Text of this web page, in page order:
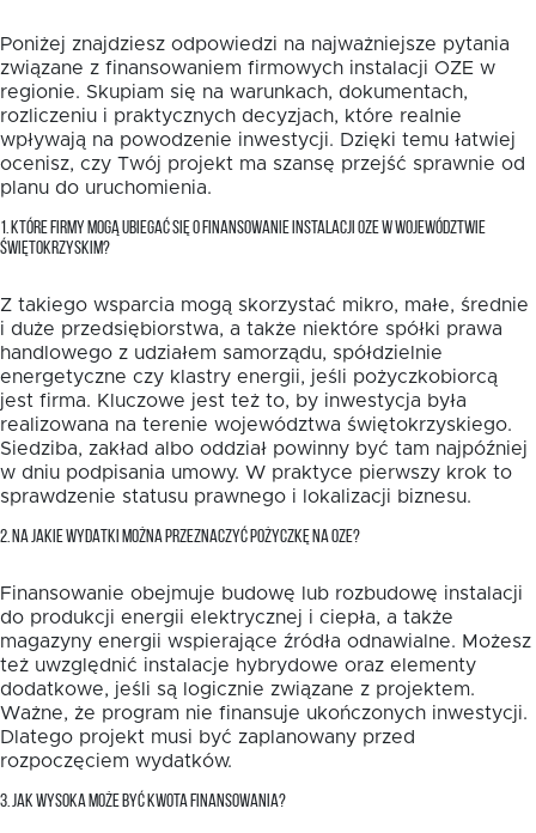
Poniżej znajdziesz odpowiedzi na najważniejsze pytania
związane z finansowaniem firmowych instalacji OZE w
regionie. Skupiam się na warunkach, dokumentach,
rozliczeniu i praktycznych decyzjach, które realnie
wpływają na powodzenie inwestycji. Dzięki temu łatwiej
ocenisz, czy Twój projekt ma szansę przejść sprawnie od
planu do uruchomienia.
1. KTÓRE FIRMY MOGĄ UBIEGAĆ SIĘ O FINANSOWANIE INSTALACJI OZE W WOJEWÓDZTWIE
ŚWIĘTOKRZYSKIM?
Z takiego wsparcia mogą skorzystać mikro, małe, średnie
i duże przedsiębiorstwa, a także niektóre spółki prawa
handlowego z udziałem samorządu, spółdzielnie
energetyczne czy klastry energii, jeśli pożyczkobiorcą
jest firma. Kluczowe jest też to, by inwestycja była
realizowana na terenie województwa świętokrzyskiego.
Siedziba, zakład albo oddział powinny być tam najpóźniej
w dniu podpisania umowy. W praktyce pierwszy krok to
sprawdzenie statusu prawnego i lokalizacji biznesu.
2. NA JAKIE WYDATKI MOŻNA PRZEZNACZYĆ POŻYCZKĘ NA OZE?
Finansowanie obejmuje budowę lub rozbudowę instalacji
do produkcji energii elektrycznej i ciepła, a także
magazyny energii wspierające źródła odnawialne. Możesz
też uwzględnić instalacje hybrydowe oraz elementy
dodatkowe, jeśli są logicznie związane z projektem.
Ważne, że program nie finansuje ukończonych inwestycji.
Dlatego projekt musi być zaplanowany przed
rozpoczęciem wydatków.
3. JAK WYSOKA MOŻE BYĆ KWOTA FINANSOWANIA?